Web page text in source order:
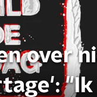
over